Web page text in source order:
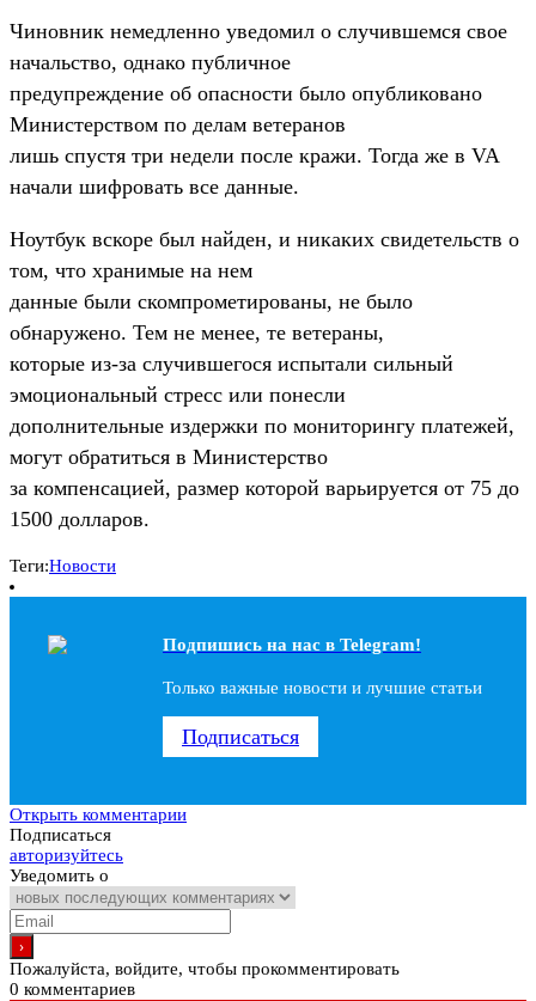
Чиновник немедленно уведомил о случившемся свое
начальство, однако публичное
предупреждение об опасности было опубликовано
Министерством по делам ветеранов
лишь спустя три недели после кражи. Тогда же в VA
начали шифровать все данные.
Ноутбук вскоре был найден, и никаких свидетельств о
том, что хранимые на нем
данные были скомпрометированы, не было
обнаружено. Тем не менее, те ветераны,
которые из-за случившегося испытали сильный
эмоциональный стресс или понесли
дополнительные издержки по мониторингу платежей,
могут обратиться в Министерство
за компенсацией, размер которой варьируется от 75 до
1500 долларов.
Теги:Новости
Подпишись на наc в Telegram!
Только важные новости и лучшие статьи
Подписаться
Открыть комментарии
Подписаться
авторизуйтесь
Уведомить о
Пожалуйста, войдите, чтобы прокомментировать
0 комментариев